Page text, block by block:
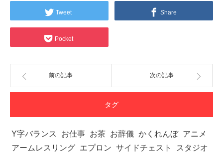
Tweet Share
Pocket
前の記事 次の記事
タグ
Y字バランス お仕事 お茶 お辞儀 かくれんぼ アニメ
アームレスリング エプロン サイドチェスト
スタジオ